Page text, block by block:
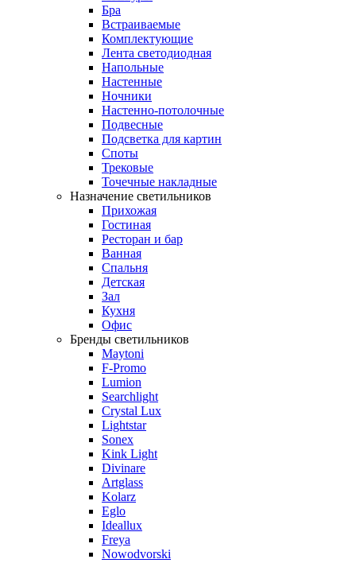
Бра
Встраиваемые
Комплектующие
Лента светодиодная
Напольные
Настенные
Ночники
Настенно-потолочные
Подвесные
Подсветка для картин
Споты
Трековые
Точечные накладные
Назначение светильников
Прихожая
Гостиная
Ресторан и бар
Ванная
Спальня
Детская
Зал
Кухня
Офис
Бренды светильников
Maytoni
F-Promo
Lumion
Searchlight
Crystal Lux
Lightstar
Sonex
Kink Light
Divinare
Artglass
Kolarz
Eglo
Ideallux
Freya
Nowodvorski